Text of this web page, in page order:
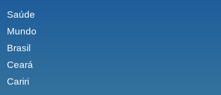
Saúde
Mundo
Brasil
Ceará
Cariri